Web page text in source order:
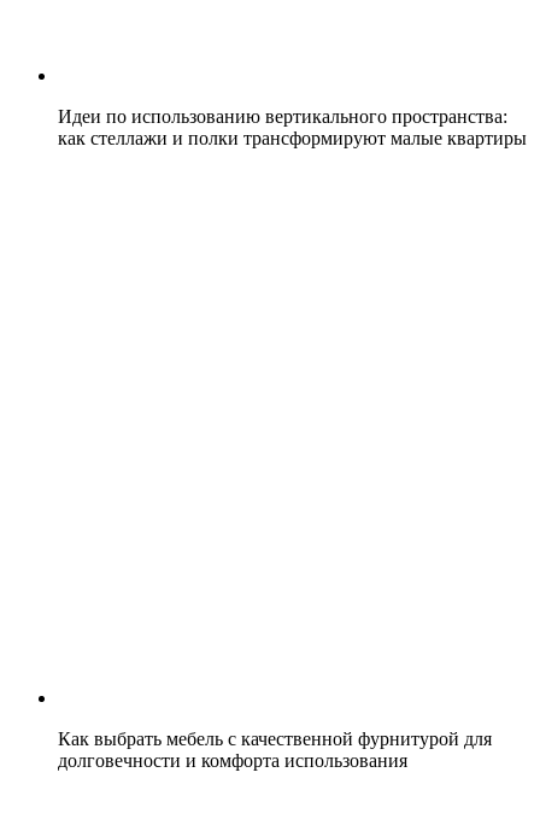
Идеи по использованию вертикального пространства:
как стеллажи и полки трансформируют малые квартиры
Как выбрать мебель с качественной фурнитурой для
долговечности и комфорта использования